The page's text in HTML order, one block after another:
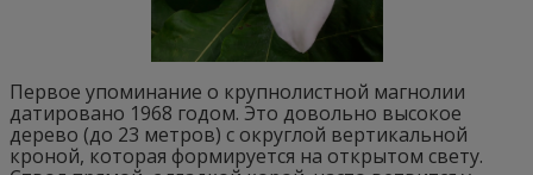
Первое упоминание о крупнолистной магнолии
датировано 1968 годом. Это довольно высокое
дерево (до 23 метров) с округлой вертикальной
кроной, которая формируется на открытом свету.